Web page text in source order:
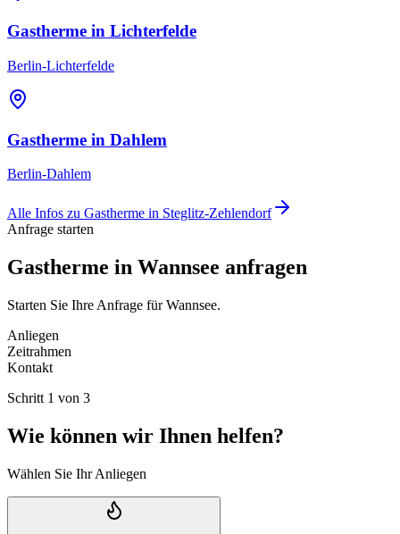
Gastherme in Lichterfelde
Berlin-Lichterfelde
Gastherme in Dahlem
Berlin-Dahlem
Alle Infos zu Gastherme in Steglitz-Zehlendorf
Anfrage starten
Gastherme in Wannsee anfragen
Starten Sie Ihre Anfrage für Wannsee.
Anliegen
Zeitrahmen
Kontakt
Schritt 1 von 3
Wie können wir Ihnen helfen?
Wählen Sie Ihr Anliegen